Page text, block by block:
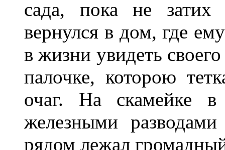
сада, пока не затих
вернулся в дом, где
в жизни увидеть
палочке, которою
очаг. На скамейке
железными
рядом лежал